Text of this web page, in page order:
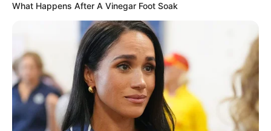
Pintura em Tecido
Sabonete artesanal
Artesanato com Garrafa Pet
What Happens After A Vinegar Foot Soak